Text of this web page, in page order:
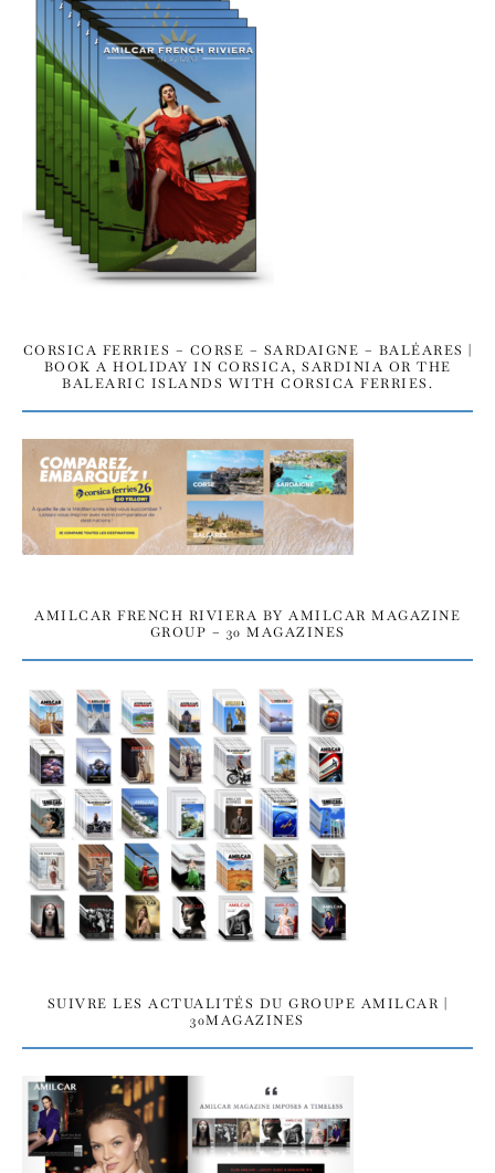
CORSICA FERRIES – CORSE – SARDAIGNE – BALÉARES |
BOOK A HOLIDAY IN CORSICA, SARDINIA OR THE
BALEARIC ISLANDS WITH CORSICA FERRIES.
AMILCAR FRENCH RIVIERA BY AMILCAR MAGAZINE
GROUP – 30 MAGAZINES
SUIVRE LES ACTUALITÉS DU GROUPE AMILCAR |
30MAGAZINES